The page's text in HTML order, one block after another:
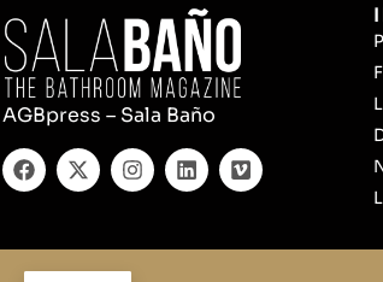
AGBpress – Sala Baño